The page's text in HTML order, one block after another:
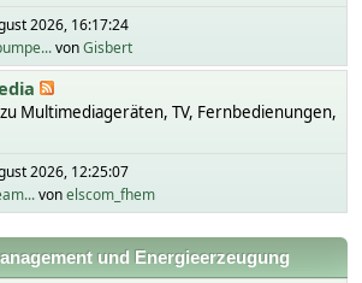
2026, 16:17:24
vonGisbert
Multimediageräten, TV, Fernbedienungen,
2026, 12:25:07
vonelscom_fhem
und Energieerzeugung